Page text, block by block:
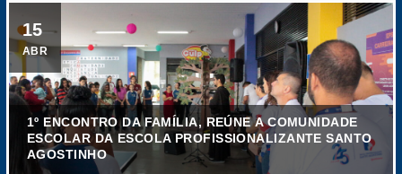
15
ABR
1º ENCONTRO DA FAMÍLIA, REÚNE A COMUNIDADE
ESCOLAR DA ESCOLA PROFISSIONALIZANTE SANTO
AGOSTINHO